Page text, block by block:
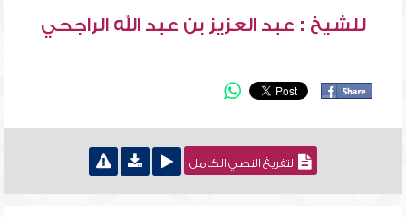
للشيخ : عبد العزيز بن عبد الله الراجحي
التفريغ النصي الكامل